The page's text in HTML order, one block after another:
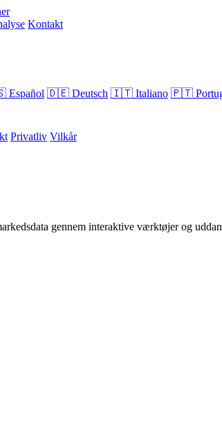
Kontakt
Español 🇩🇪 Deutsch 🇮🇹 Italiano 🇵🇹
Privatliv Vilkår
gennem interaktive værktøjer og